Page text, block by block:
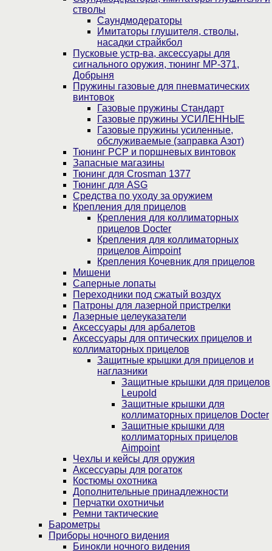
стволы
Саундмодераторы
Имитаторы глушителя, стволы,
насадки страйкбол
Пусковые устр-ва, аксессуары для
сигнального оружия, тюнинг МР-371,
Добрыня
Пружины газовые для пневматических
винтовок
Газовые пружины Стандарт
Газовые пружины УСИЛЕННЫЕ
Газовые пружины усиленные,
обслуживаемые (заправка Азот)
Тюнинг PCP и поршневых винтовок
Запасные магазины
Тюнинг для Crosman 1377
Тюнинг для ASG
Средства по уходу за оружием
Крепления для прицелов
Крепления для коллиматорных
прицелов Docter
Крепления для коллиматорных
прицелов Aimpoint
Крепления Кочевник для прицелов
Мишени
Саперные лопаты
Переходники под сжатый воздух
Патроны для лазерной пристрелки
Лазерные целеуказатели
Аксессуары для арбалетов
Аксессуары для оптических прицелов и
коллиматорных прицелов
Защитные крышки для прицелов и
наглазники
Защитные крышки для прицелов
Leupold
Защитные крышки для
коллиматорных прицелов Docter
Защитные крышки для
коллиматорных прицелов
Aimpoint
Чехлы и кейсы для оружия
Аксессуары для рогаток
Костюмы охотника
Дополнительные принадлежности
Перчатки охотничьи
Ремни тактические
Барометры
Приборы ночного видения
Бинокли ночного видения